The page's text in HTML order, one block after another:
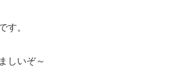
す。
しいぞ～